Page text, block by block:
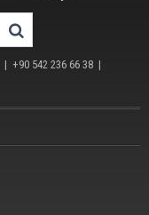
| +90 542 236 66 38 |